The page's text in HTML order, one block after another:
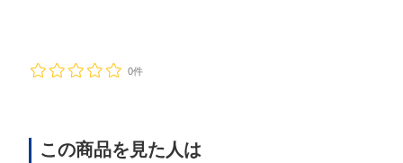
0件
この商品を見た人は